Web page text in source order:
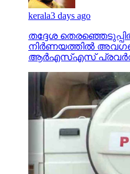
kerala3 days ago
തദ്ദേശ
നിര്‍ണയത്തില്‍
ആര്‍എസ്എസ്